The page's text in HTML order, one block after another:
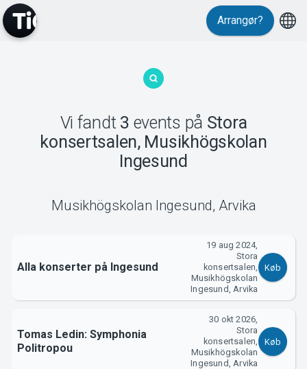
MyTickster
Support
Om Tickster
Arrangør?
Vi fandt 3 events på Stora
konsertsalen, Musikhögskolan
Ingesund
Musikhögskolan Ingesund, Arvika
Alla konserter på Ingesund
19 aug 2024,
Stora
konsertsalen,
Musikhögskolan
Ingesund, Arvika
Køb
Tomas Ledin: Symphonia
Politropou
30 okt 2026,
Stora
konsertsalen,
Musikhögskolan
Ingesund, Arvika
Køb